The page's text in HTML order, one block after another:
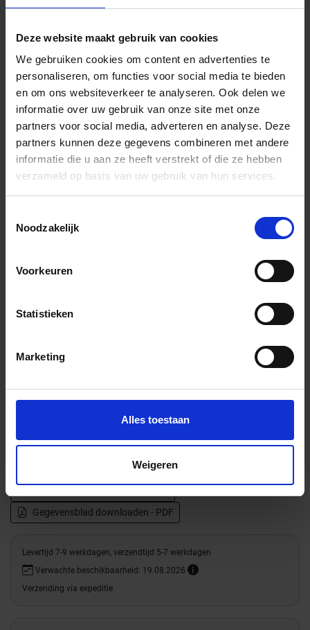
Deze website maakt gebruik van cookies
We gebruiken cookies om content en advertenties te
personaliseren, om functies voor social media te bieden
en om ons websiteverkeer te analyseren. Ook delen we
informatie over uw gebruik van onze site met onze
partners voor social media, adverteren en analyse. Deze
partners kunnen deze gegevens combineren met andere
informatie die u aan ze heeft verstrekt of die ze hebben
verzameld op basis van uw gebruik van hun services.
Noodzakelijk
Voorkeuren
Statistieken
Marketing
Alles toestaan
Weigeren
Lijnafvoergoot
afvoer DN 50
verticaal 70cm
KLV50GSE80
Set
roestvaststalen
lijnafvoergoot-
Lijnafvoergoot
met sifon,
afvoer DN 50
Roestvast
staal V4A
V4A
Gegevensblad downloaden - PDF
Levertijd 7-9 werkdagen, verzendtijd 5-7 werkdagen
Verwachte beschikbaarheid: 19.08.2026
Verzending via expeditie